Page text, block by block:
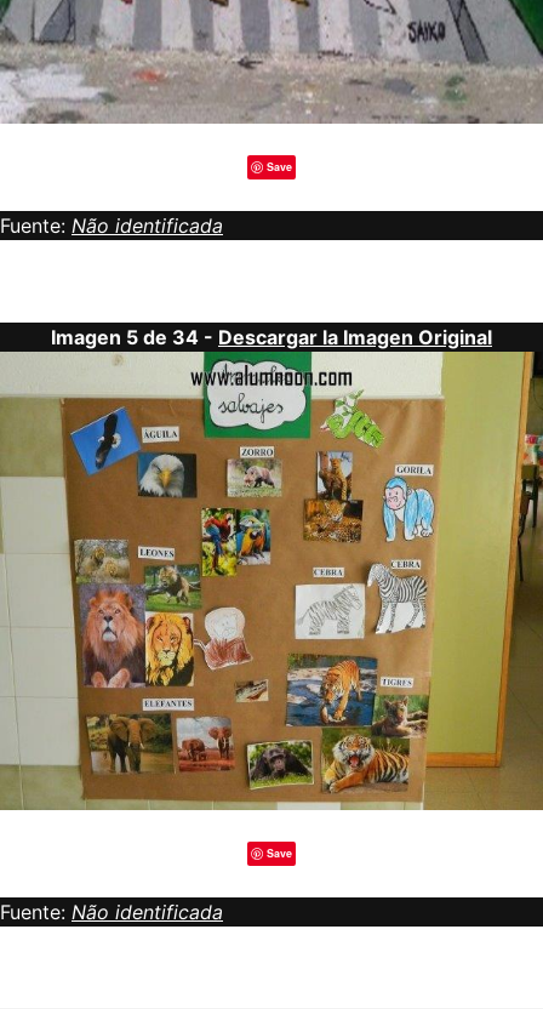
Save
Fuente: Não identificada
Imagen 5 de 34 - Descargar la Imagen Original
Save
Fuente: Não identificada